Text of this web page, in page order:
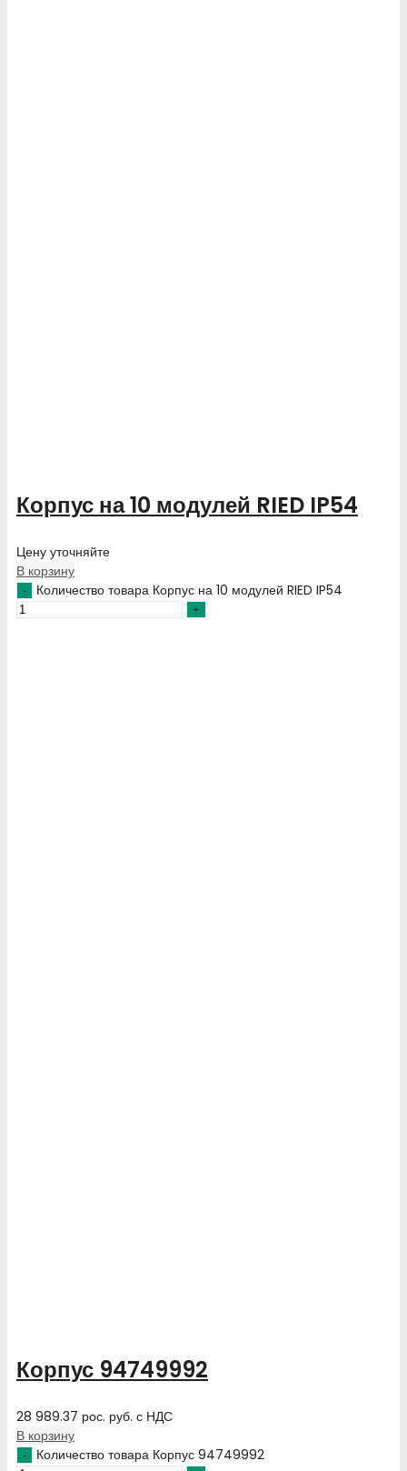
Корпус на 10 модулей RIED IP54
Цену уточняйте
В корзину
Количество товара Корпус на 10 модулей RIED IP54
Корпус 94749992
28 989.37 рос. руб. с НДС
В корзину
Количество товара Корпус 94749992